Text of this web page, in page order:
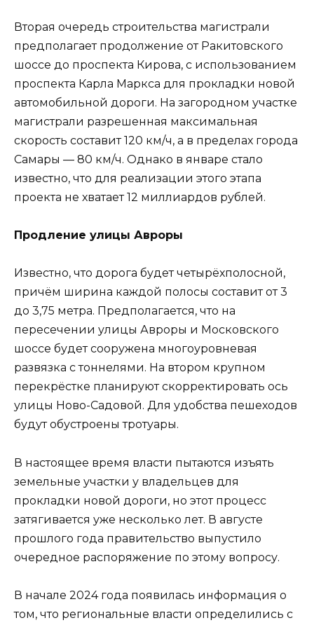
Вторая очередь строительства магистрали
предполагает продолжение от Ракитовского
шоссе до проспекта Кирова, с использованием
проспекта Карла Маркса для прокладки новой
автомобильной дороги. На загородном участке
магистрали разрешенная максимальная
скорость составит 120 км/ч, а в пределах города
Самары — 80 км/ч. Однако в январе стало
известно, что для реализации этого этапа
проекта не хватает 12 миллиардов рублей.
Продление улицы Авроры
Известно, что дорога будет четырёхполосной,
причём ширина каждой полосы составит от 3
до 3,75 метра. Предполагается, что на
пересечении улицы Авроры и Московского
шоссе будет сооружена многоуровневая
развязка с тоннелями. На втором крупном
перекрёстке планируют скорректировать ось
улицы Ново-Садовой. Для удобства пешеходов
будут обустроены тротуары.
В настоящее время власти пытаются изъять
земельные участки у владельцев для
прокладки новой дороги, но этот процесс
затягивается уже несколько лет. В августе
прошлого года правительство выпустило
очередное распоряжение по этому вопросу.
В начале 2024 года появилась информация о
том, что региональные власти определились с